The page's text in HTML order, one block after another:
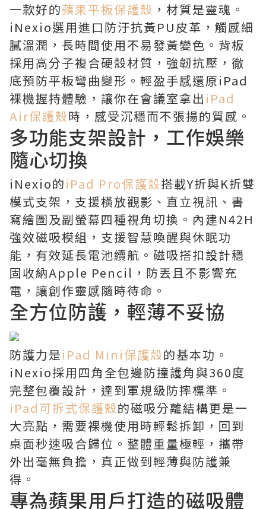
一款好的蘋果平板保護殼 ，材質是靈魂。
iNexio選用進口防汙抗黃PU皮革，觸感細
膩溫潤，長時間使用不易發黃變色。背板
採用高分子複合硬殼材質，強韌抗壓，徹
底預防平板彎曲變形。輕盈手感還原iPad
裸機握持體驗，讓你在會議室拿出 iPad
Air保護殼時，感受沉穩而不張揚的質感。
多功能支架設計，工作娛樂
隨心切換
iNexio的iPad Pro保護殼搭載Y折與K折雙
模式支架，支援橫放觀影、直立視訊、書
寫繪圖及副螢幕四種視角切換。內建N42H
強效磁吸模組，支援智慧喚醒與休眠功
能，有效延長電池續航。磁吸搭扣設計穩
固收納Apple Pencil，防丟且不影響充
電，讓創作靈感隨時待命。
全方位防護，輕薄不妥協
防護力是iPad Mini保護殼的基本功。
iNexio採用四角全包邊防撞護角與360度
完整包覆設計，達到軍規級防摔標準。
iPad可拆式保護殼的磁吸分離結構更是一
大亮點，需要裸機使用時輕鬆拆卸，回到
桌面秒速吸合歸位。整體重量極輕，攜帶
外出毫無負擔，真正做到輕薄與防護兼
得。
專為蘋果用戶打造的磁吸體